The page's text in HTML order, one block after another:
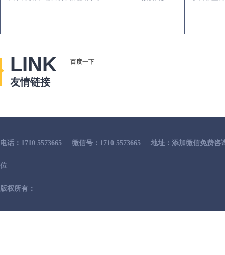
LINK
友情链接
百度一下
电话：1710 5573665 微信号：1710 5573665 地址：添加微信免费咨
位
版权所有：